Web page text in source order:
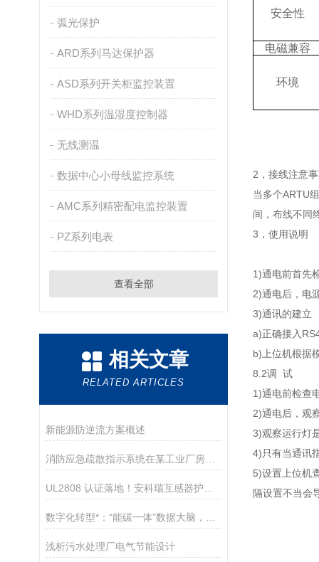
弧光保护
ARD系列马达保护器
ASD系列开关柜监控装置
WHD系列温湿度控制器
无线测温
数据中心小母线监控系统
AMC系列精密配电监控装置
PZ系列电表
查看全部
相关文章
RELATED ARTICLES
新能源防逆流方案概述
浅析污水处理厂电气节能设计
安全性
电磁兼容
环境
2，接线注意
当多个ARTU
间，布线不同
3，使用说明
1)通电前首先
2)通电后，电
3)通讯的建立
a)正确接入
b) 上位机根
8.2调 试
1)通电前检查
2)通电后，观
3)观察运行灯
4)只有当通讯
5)设置上位机
隔设置不当会